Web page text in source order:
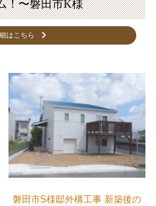
！〜磐田市K様
はこちら
磐田市S様邸外構工事 新築後の